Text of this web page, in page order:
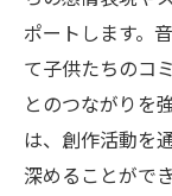
ポートします。
て子供たちのコ
とのつながりを
は、創作活動を
深めることがで